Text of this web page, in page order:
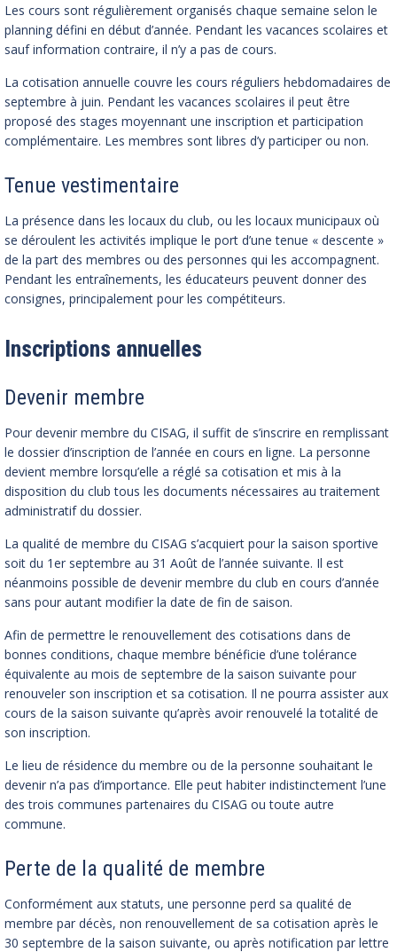
Les cours sont régulièrement organisés chaque semaine selon le
planning défini en début d’année. Pendant les vacances scolaires et
sauf information contraire, il n’y a pas de cours.
La cotisation annuelle couvre les cours réguliers hebdomadaires de
septembre à juin. Pendant les vacances scolaires il peut être
proposé des stages moyennant une inscription et participation
complémentaire. Les membres sont libres d’y participer ou non.
Tenue vestimentaire
La présence dans les locaux du club, ou les locaux municipaux où
se déroulent les activités implique le port d’une tenue « descente »
de la part des membres ou des personnes qui les accompagnent.
Pendant les entraînements, les éducateurs peuvent donner des
consignes, principalement pour les compétiteurs.
Inscriptions annuelles
Devenir membre
Pour devenir membre du CISAG, il suffit de s’inscrire en remplissant
le dossier d’inscription de l’année en cours en ligne. La personne
devient membre lorsqu’elle a réglé sa cotisation et mis à la
disposition du club tous les documents nécessaires au traitement
administratif du dossier.
La qualité de membre du CISAG s’acquiert pour la saison sportive
soit du 1er septembre au 31 Août de l’année suivante. Il est
néanmoins possible de devenir membre du club en cours d’année
sans pour autant modifier la date de fin de saison.
Afin de permettre le renouvellement des cotisations dans de
bonnes conditions, chaque membre bénéficie d’une tolérance
équivalente au mois de septembre de la saison suivante pour
renouveler son inscription et sa cotisation. Il ne pourra assister aux
cours de la saison suivante qu’après avoir renouvelé la totalité de
son inscription.
Le lieu de résidence du membre ou de la personne souhaitant le
devenir n’a pas d’importance. Elle peut habiter indistinctement l’une
des trois communes partenaires du CISAG ou toute autre
commune.
Perte de la qualité de membre
Conformément aux statuts, une personne perd sa qualité de
membre par décès, non renouvellement de sa cotisation après le
30 septembre de la saison suivante, ou après notification par lettre